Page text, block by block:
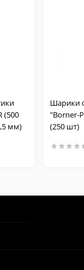
(500
мм)
Шарики
"Borner-
(250 шт)